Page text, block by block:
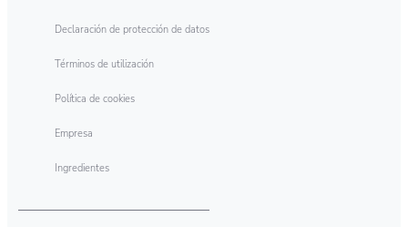
Declaración de protección de datos
Términos de utilización
Política de cookies
Empresa
Ingredientes